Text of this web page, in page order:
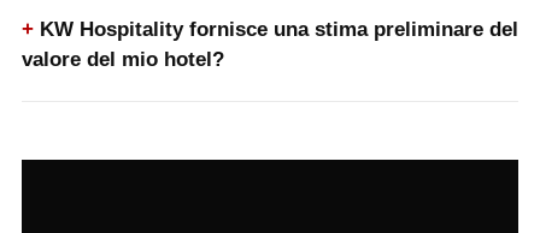
KW Hospitality fornisce una stima preliminare del
valore del mio hotel?